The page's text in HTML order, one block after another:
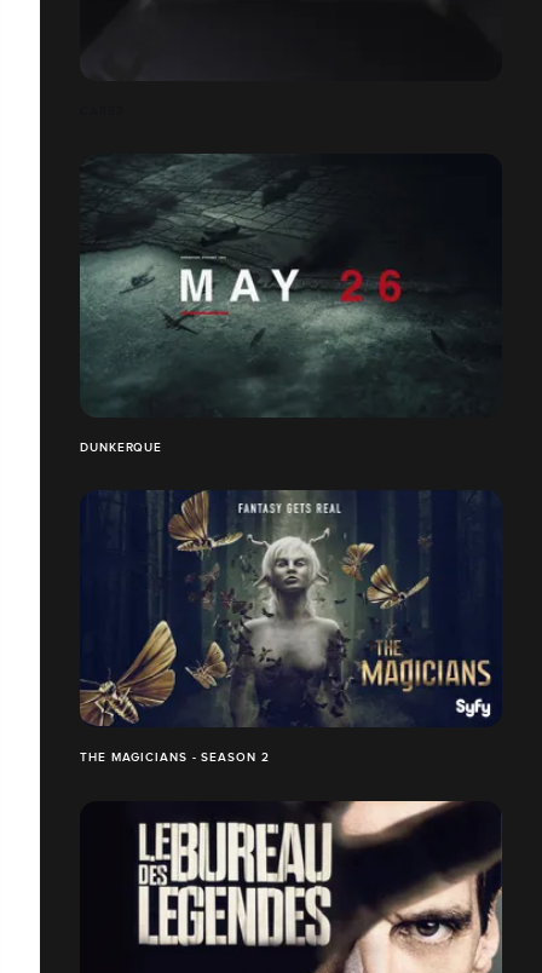
DUNKERQUE
THE MAGICIANS - SEASON 2